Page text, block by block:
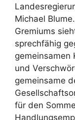
Michael
Gremiums
sprechfähig
gemeinsamen
und
gemeinsame
für den